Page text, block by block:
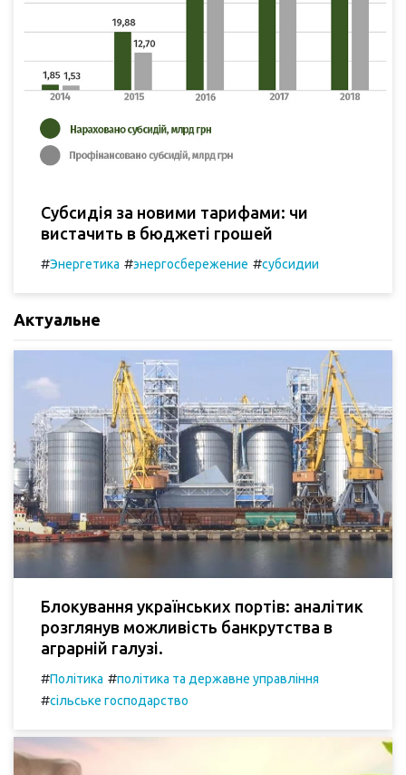
Субсидія за новими тарифами: чи
вистачить в бюджеті грошей
#Энергетика #энергосбережение #субсидии
Актуальне
Блокування українських портів: аналітик
розглянув можливість банкрутства в
аграрній галузі.
#Політика #політика та державне управління
#сільське господарство